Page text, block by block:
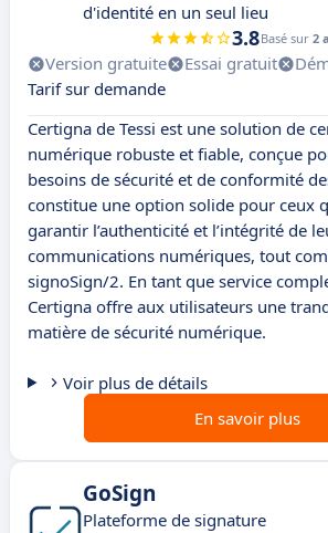
d'identité en un seul lieu
3.8Basé sur 2
Version gratuite Essai gratuit
Tarif sur demande
Certigna de Tessi est une solution de
numérique robuste et fiable, conçue
besoins de sécurité et de conformité
constitue une option solide pour ceux
garantir l’authenticité et l’intégrité de
communications numériques, tout
signoSign/2. En tant que service
Certigna offre aux utilisateurs une
matière de sécurité numérique.
Voir plus de détails
En savoir plus
GoSign
Plateforme de signature